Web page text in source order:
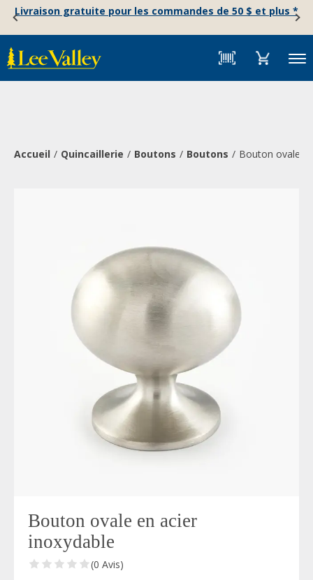
content
StatementLivraison gratuite pour les commandes de 50 $ et plus *
Menu
Accueil Quincaillerie Boutons Boutons Bouton ovale
Bouton ovale en acier
inoxydable
(0 Avis)